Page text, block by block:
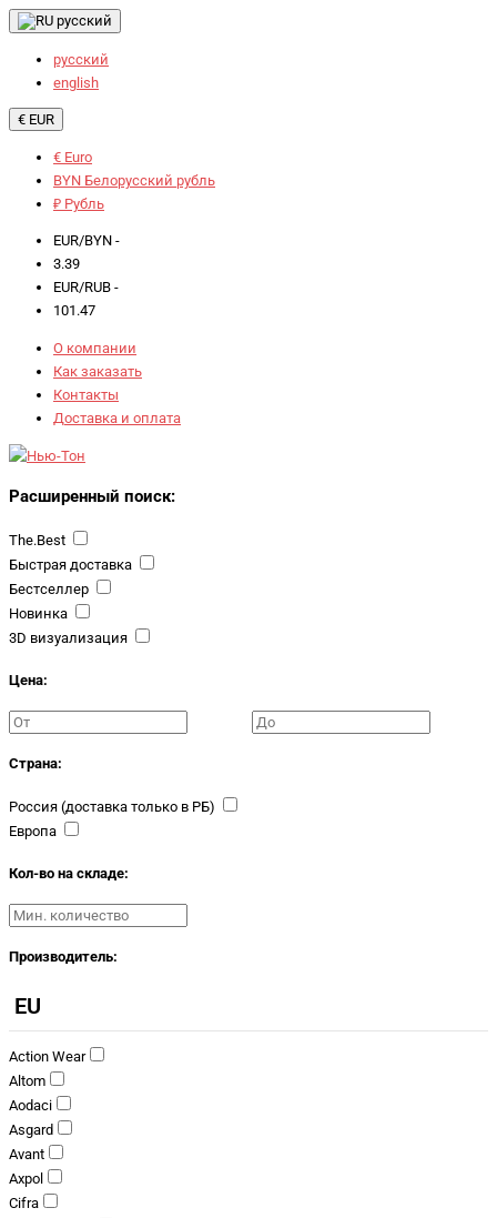
русский
русский
english
€ EUR
€ Euro
BYN Белорусский рубль
₽ Рубль
EUR/BYN -
3.39
EUR/RUB -
101.47
О компании
Как заказать
Контакты
Доставка и оплата
Расширенный поиск:
The.Best
Быстрая доставка
Бестселлер
Новинка
3D визуализация
Цена:
Страна:
Россия (доставка только в РБ)
Европа
Кол-во на складе:
Производитель:
EU
Action Wear
Altom
Aodaci
Asgard
Avant
Axpol
Cifra